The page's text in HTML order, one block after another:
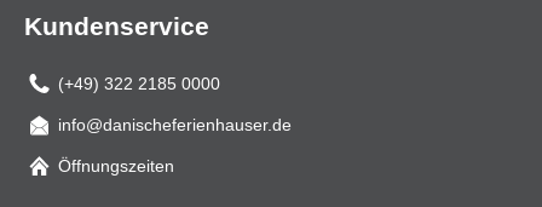
Kundenservice
(+49) 322 2185 0000
Mail
info@danischeferienhauser.de
Öffnungszeiten